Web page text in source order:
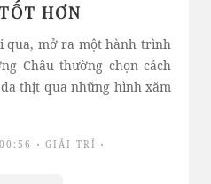
HƠN
qua, mở ra một hành trình
Châu thường chọn cách
thịt qua những hình xăm
GIẢI TRÍ